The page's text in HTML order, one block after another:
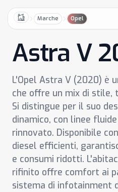
HomeMarche Opel
Astra V
L'Opel Astra V (2020) è
che offre un mix di stile,
Si distingue per il suo
dinamico, con linee
rinnovato. Disponibile
diesel efficienti,
e consumi ridotti.
rifinito offre comfort ai
sistema di infotainment